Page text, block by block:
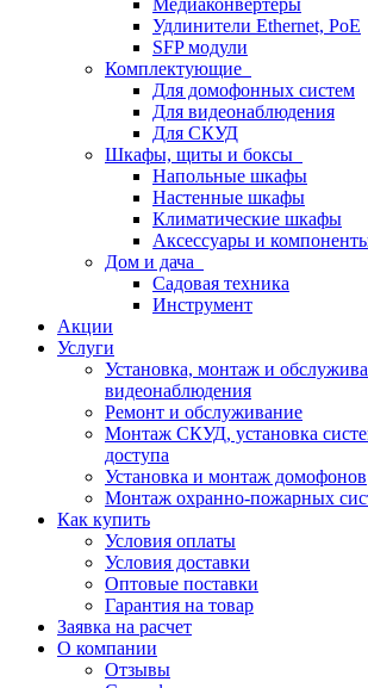
Медиаконвертеры
Удлинители Ethernet, PoE
SFP модули
Комплектующие
Для домофонных систем
Для видеонаблюдения
Для СКУД
Шкафы, щиты и боксы
Напольные шкафы
Настенные шкафы
Климатические шкафы
Аксессуары и
Дом и дача
Садовая техника
Инструмент
Акции
Услуги
Установка, монтаж и
видеонаблюдения
Ремонт и обслуживание
Монтаж СКУД, установка
доступа
Установка и монтаж домофонов
Монтаж охранно-пожарных
Как купить
Условия оплаты
Условия доставки
Оптовые поставки
Гарантия на товар
Заявка на расчет
О компании
Отзывы